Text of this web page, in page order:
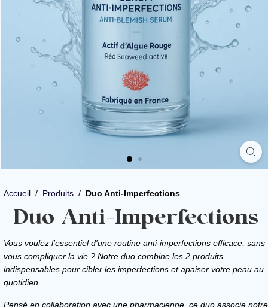
Accueil / Produits / Duo Anti-Imperfections
Duo Anti-Imperfections
Vous voulez l'essentiel d'une routine anti-imperfections efficace, sans
vous compliquer la vie ? Notre duo combine les 2 produits
indispensables pour cibler les imperfections et apaiser votre peau au
quotidien.
Pensé en collaboration avec une pharmacienne, ce duo associe notre